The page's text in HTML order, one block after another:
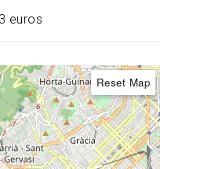
euros
Reset Map